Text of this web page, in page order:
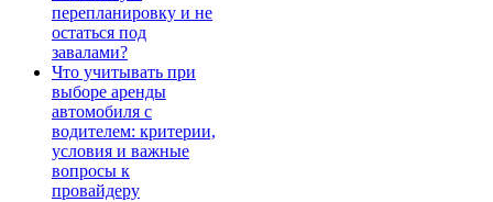
перепланировку и не
остаться под
завалами?
Что учитывать при
выборе аренды
автомобиля с
водителем: критерии,
условия и важные
вопросы к
провайдеру